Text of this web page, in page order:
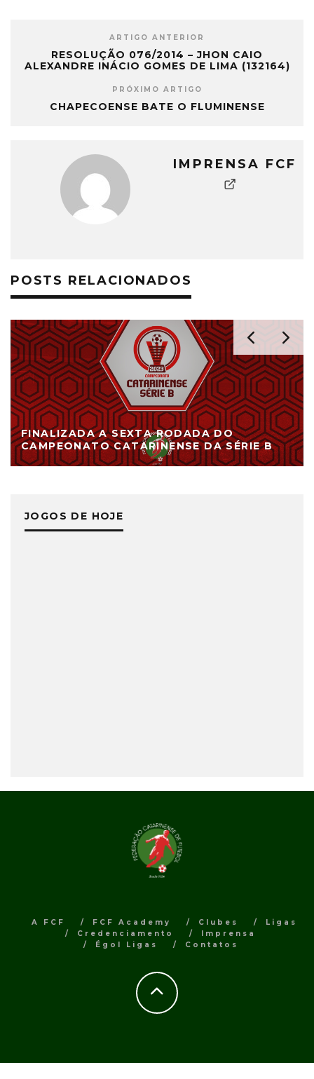
ARTIGO ANTERIOR
RESOLUÇÃO 076/2014 – JHON CAIO
ALEXANDRE INÁCIO GOMES DE LIMA (132164)
PRÓXIMO ARTIGO
CHAPECOENSE BATE O FLUMINENSE
IMPRENSA FCF
POSTS RELACIONADOS
FINALIZADA A SEXTA RODADA DO
CAMPEONATO CATARINENSE DA SÉRIE B
JOGOS DE HOJE
A FCF FCF Academy Clubes
Ligas
Credenciamento
Imprensa
Égol Ligas
Contatos